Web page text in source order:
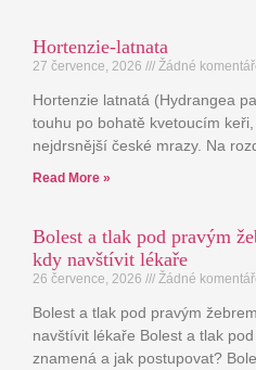
Hortenzie-latnata
27 července, 2026 Žádné
Hortenzie latnatá (Hydrangea
touhu po bohatě kvetoucím
nejdrsnější české mrazy. Na
Read More »
Bolest a tlak pod pravým
kdy navštívit lékaře
26 července, 2026 Žádné
Bolest a tlak pod pravým
navštívit lékaře Bolest a tlak
znamená a jak postupovat?